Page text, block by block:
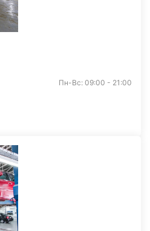
Пн-Вс: 09:00 - 21:00